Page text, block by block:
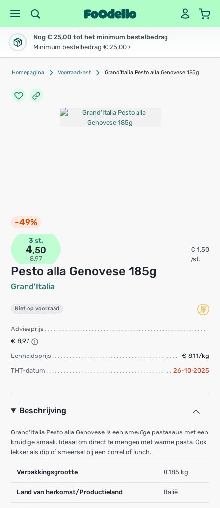
Nog € 25,00 tot het minimum bestelbedrag
Minimum bestelbedrag € 25,00 ›
Homepagina Voorraadkast Grand'Italia Pesto alla Genovese 185g
-49%
Pesto alla Genovese 185g
Grand'Italia
3 st.
4,50
8,97
€ 1,50
/st.
Niet op voorraad
Adviesprijs
€ 8,97
Eenheidsprijs
€ 8,11/kg
THT-datum
26-10-2025
Beschrijving
Grand'Italia Pesto alla Genovese is een smeuïge pastasaus met een
kruidige smaak. Ideaal om direct te mengen met warme pasta. Ook
lekker als dip of smeersel bij een borrel of lunch.
Verpakkingsgrootte 0.185 kg
Land van herkomst/Productieland Italië